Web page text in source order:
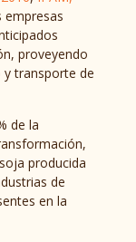
empresas
proveyendo
transporte de
de la
producida
de
en la